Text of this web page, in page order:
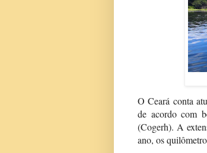
O Ceará conta
de acordo com
(Cogerh). A
ano, os